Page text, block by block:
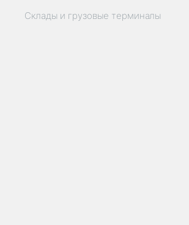
Склады и грузовые терминалы